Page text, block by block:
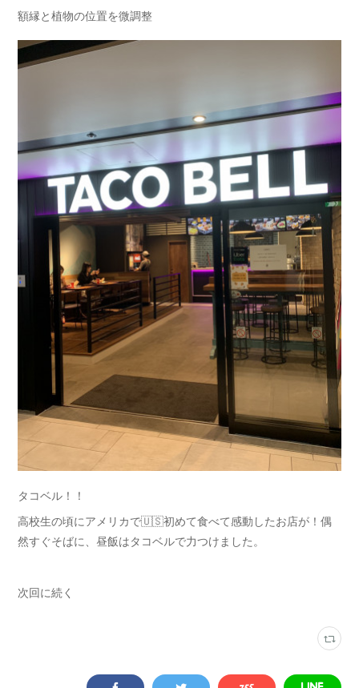
額縁と植物の位置を微調整
タコベル！！
高校生の頃にアメリカで🇺🇸初めて食べて感動したお店が！偶
然すぐそばに、昼飯はタコベルで力つけました。
次回に続く